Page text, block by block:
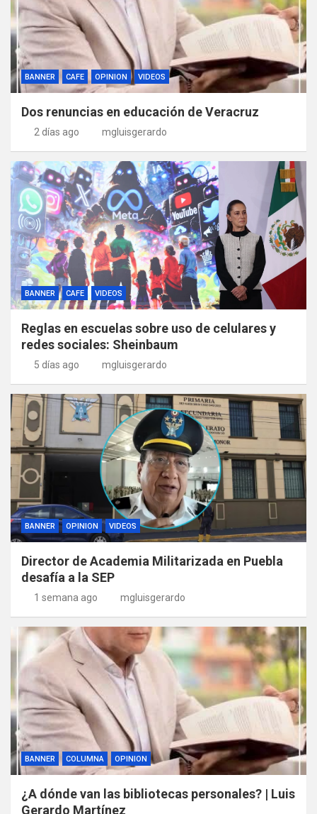
BANNER CAFE OPINION VIDEOS
Dos renuncias en educación de Veracruz
2 días ago mgluisgerardo
BANNER CAFE VIDEOS
Reglas en escuelas sobre uso de celulares y
redes sociales: Sheinbaum
5 días ago mgluisgerardo
BANNER OPINION VIDEOS
Director de Academia Militarizada en Puebla
desafía a la SEP
1 semana ago mgluisgerardo
BANNER COLUMNA OPINION
¿A dónde van las bibliotecas personales? | Luis
Gerardo Martínez